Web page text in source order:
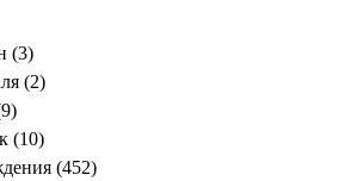
(3)
(2)
9)
(10)
(452)